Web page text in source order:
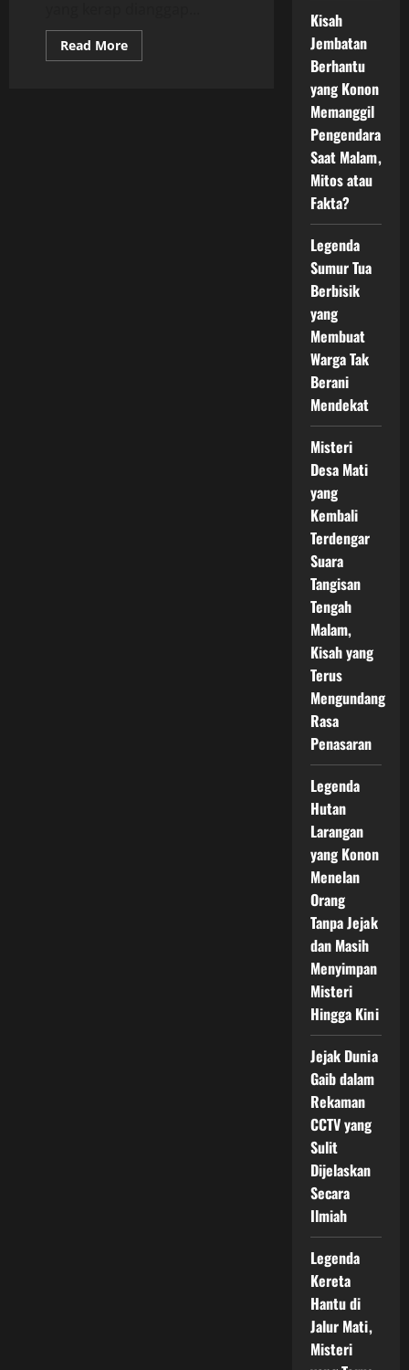
Read MoreRead
more
Kisah
Jembatan
Berhantu
yang Konon
Memanggil
Pengendara
Saat Malam,
Mitos atau
Fakta?
Legenda
Sumur Tua
Berbisik
yang
Membuat
Warga Tak
Berani
Mendekat
Misteri
Desa Mati
yang
Kembali
Terdengar
Suara
Tangisan
Tengah
Malam,
Kisah yang
Terus
Mengundang
Rasa
Penasaran
Legenda
Hutan
Larangan
yang Konon
Menelan
Orang
Tanpa Jejak
dan Masih
Menyimpan
Misteri
Hingga Kini
Jejak Dunia
Gaib dalam
Rekaman
CCTV yang
Sulit
Dijelaskan
Secara
Ilmiah
Legenda
Kereta
Hantu di
Jalur Mati,
Misteri